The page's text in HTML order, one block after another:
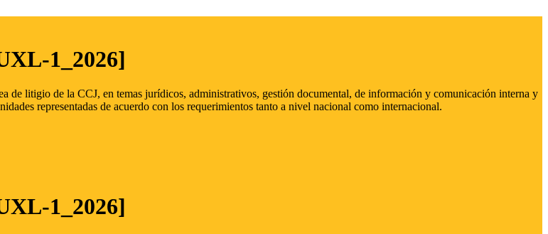
1_2026]
de litigio de la CCJ, en temas jurídicos, administrativos, gestión documental, de información y comunicación interna y
representadas de acuerdo con los requerimientos tanto a nivel nacional como internacional.
1_2026]